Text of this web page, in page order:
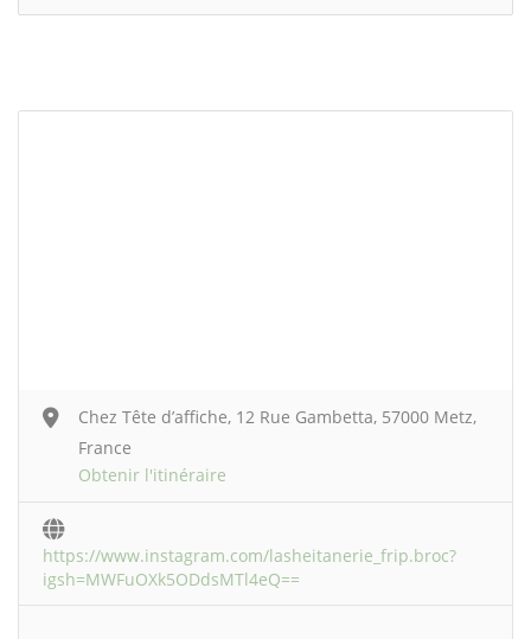
Chez Tête d’affiche, 12 Rue Gambetta, 57000 Metz,
France
Obtenir l'itinéraire
https://www.instagram.com/lasheitanerie_frip.broc?
igsh=MWFuOXk5ODdsMTl4eQ==